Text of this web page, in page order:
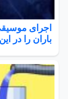
اجرای
باران را در